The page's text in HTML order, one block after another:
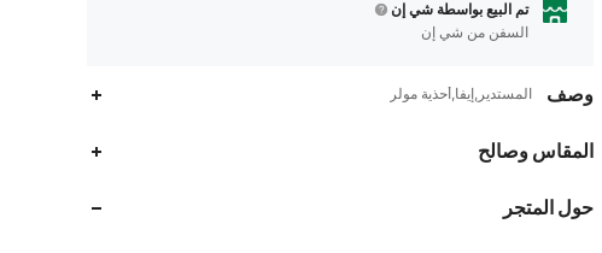
تم البيع بواسطة شي إن
السفن من شي إن
وصف المستدير,إيفا,أحذية مولر
المقاس وصالح
حول المتجر